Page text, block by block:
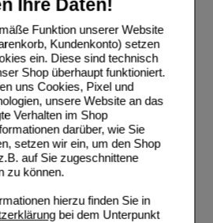
Ihre Daten!
Funktion unserer Website
Kundenkonto) setzen
ein. Diese sind technisch
Shop überhaupt funktioniert.
uns Cookies, Pixel und
unsere Website an das
Verhalten im Shop
darüber, wie Sie
setzen wir ein, um den Shop
auf Sie zugeschnittene
zu können.
hierzu finden Sie in
bei dem Unterpunkt
Bestellschein